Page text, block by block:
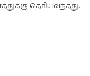
தெரியவந்தது.